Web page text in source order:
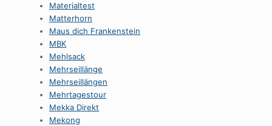
Materialtest
Matterhorn
Maus dich Frankenstein
MBK
Mehlsack
Mehrseillänge
Mehrseillängen
Mehrtagestour
Mekka Direkt
Mekong